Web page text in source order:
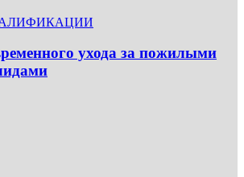
ухода за пожилыми